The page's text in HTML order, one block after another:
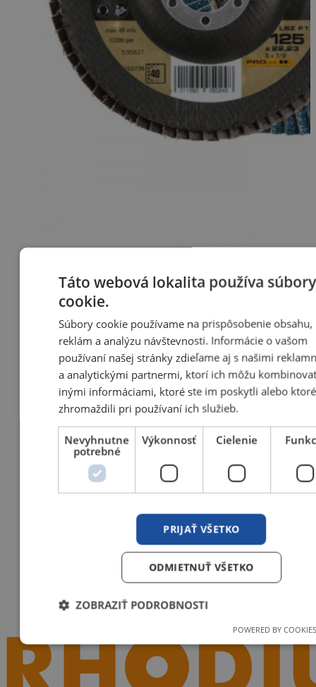
Táto webová lokalita používa súbory
cookie.
Súbory cookie používame na prispôsobenie obsahu,
reklám a analýzu návštevnosti. Informácie o vašom
používaní našej stránky zdieľame aj s našimi
a analytickými partnermi, ktorí ich môžu
inými informáciami, ktoré ste im poskytli alebo ktoré
zhromaždili pri používaní ich služieb.
Nevyhnutne
potrebné
Výkonnosť Cielenie
PRIJAŤ VŠETKO
ODMIETNUŤ VŠETKO
ZOBRAZIŤ PODROBNOSTI
Nevyhnutne potrebné Výkonnosť Cielenie
POWERED BY